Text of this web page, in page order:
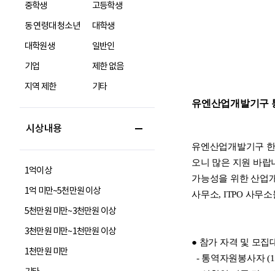
중학생
고등학생
동 연령대 청소년
대학생
대학원생
일반인
기업
제한 없음
지역 제한
기타
시상내용
1억이상
1억 미만~5천만원 이상
5천만원 미만~3천만원 이상
3천만원 미만~1천만원 이상
1천만원 미만